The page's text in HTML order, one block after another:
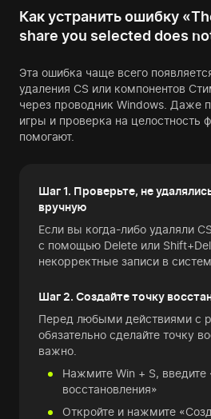
Как устранить ошибку
share you selected does
Эта ошибка чаще всего
удаления CS или компонентов
через проводник Windows. Даже
игры и проверка на целостность
помогают.
Шаг 1. Проверьте, не
вручную
Если вы когда-либо удаляли
с помощью Delete или
некорректные записи в
Шаг 2. Создайте точку
Перед любыми действиями с
обязательно сделайте точку
важно.
Нажмите Win + S, введите
восстановления»
Откройте и нажмите